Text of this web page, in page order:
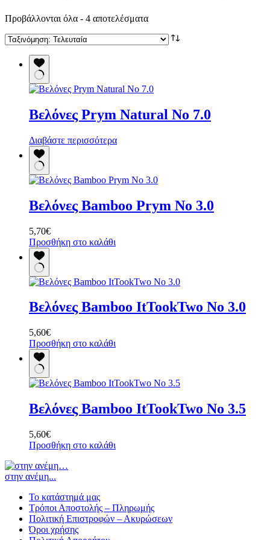
Προβάλλονται όλα - 4 αποτελέσματαSorted
latest
Βελόνες Prym Natural No 7.0
Διαβάστε περισσότερα
Βελόνες Bamboo Prym No 3.0
5,70€
Προσθήκη στο καλάθι
Βελόνες Bamboo ItTookTwo No 3.0
5,60€
Προσθήκη στο καλάθι
Βελόνες Bamboo ItTookTwo No 3.5
5,60€
Προσθήκη στο καλάθι
στην ανέμη...
Το κατάστημά μας
Τρόποι Αποστολής – Πληρωμής
Πολιτική Επιστροφών – Ακυρώσεων
Όροι χρήσης